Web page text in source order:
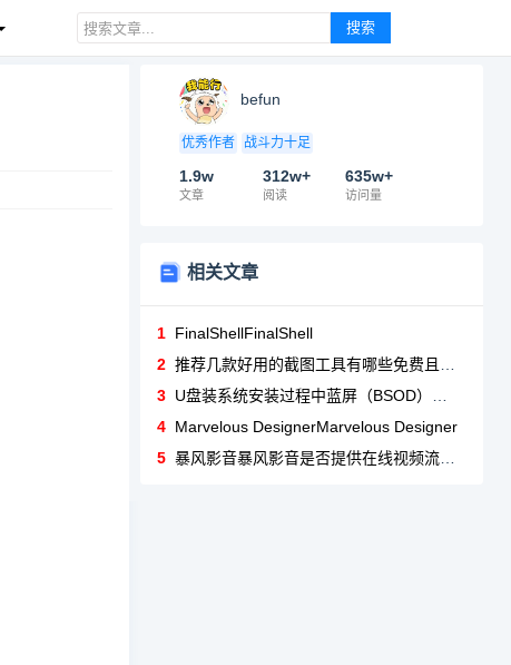
搜索
befun
优秀作者 战斗力十足
1.9w
文章
312w+
阅读
635w+
访问量
相关文章
1 FinalShellFinalShell
2 推荐几款好用的截图工具有哪些免费且好用的截图工具可以推荐？
3 U盘装系统安装过程中蓝屏（BSOD）或卡死如何排查？
4 Marvelous DesignerMarvelous Designer
5 暴风影音暴风影音是否提供在线视频流媒体服务？